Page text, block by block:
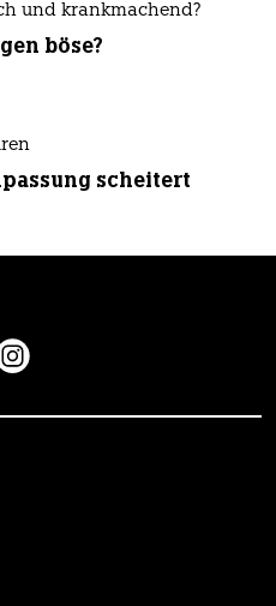
und krankmachend?
böse?
scheitert